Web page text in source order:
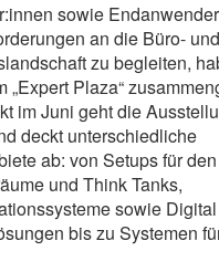
sowie
an die Büro- und
zu begleiten,
„Expert Plaza“
im Juni geht die
deckt unterschiedliche
ab: von Setups für
und Think Tanks,
sowie
bis zu Systemen